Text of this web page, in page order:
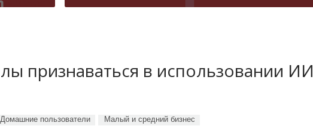
признаваться в использовании ИИ
Домашние пользователи Малый и средний бизнес